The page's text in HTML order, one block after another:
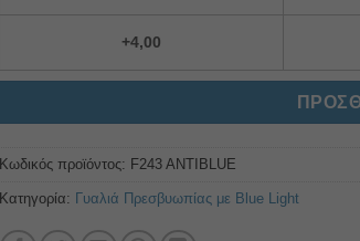
+4,00
Κωδικός προϊόντος: F243 ANTIBLUE
Κατηγορία: Γυαλιά Πρεσβυωπίας με Blue Light